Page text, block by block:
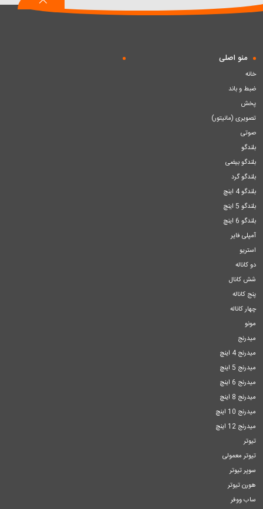
منو اصلی
خانه
ضبط و باند
پخش
تصویری (مانیتور)
صوتی
بلندگو
بلندگو بیضی
بلندگو گرد
بلندگو 4 اینچ
بلندگو 5 اینچ
بلندگو 6 اینچ
آمپلی فایر
استریو
دو کاناله
شش کانال
پنج کاناله
چهار کاناله
مونو
میدرنج
میدرنج 4 اینچ
میدرنج 5 اینچ
میدرنج 6 اینچ
میدرنج 8 اینچ
میدرنج 10 اینچ
میدرنج 12 اینچ
تیوتر
تیوتر معمولی
سوپر تیوتر
هورن تیوتر
ساب ووفر